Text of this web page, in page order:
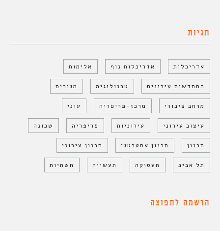
תגיות
אדריכלות אדריכלות נוף אלימות
התחדשות עירונית טכנולוגיה מגורים
מרחב ציבורי מרכז-פריפריה עוני
עיצוב עירוני עירוניות פריפריה שכונה
תכנון תכנון אסטרטגי תכנון עירוני
תל אביב תעסוקה תעשייה תשתיות
הרשמה לתפוצה